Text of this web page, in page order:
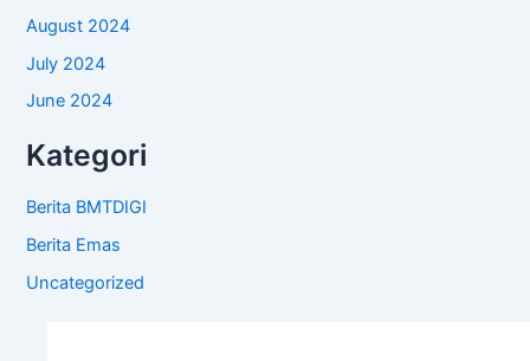
August 2024
July 2024
June 2024
Kategori
Berita BMTDIGI
Berita Emas
Uncategorized